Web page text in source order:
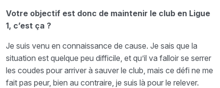
Votre objectif est donc de maintenir le club en Ligue
1, c’est ça ?
Je suis venu en connaissance de cause. Je sais que la
situation est quelque peu difficile, et qu’il va falloir se serrer
les coudes pour arriver à sauver le club, mais ce défi ne me
fait pas peur, bien au contraire, je suis là pour le relever.